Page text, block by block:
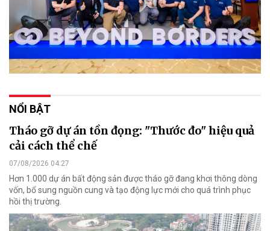
NỔI BẬT
Tháo gỡ dự án tồn đọng: "Thước đo" hiệu quả
cải cách thể chế
07/08/2026 04:27
Hơn 1.000 dự án bất động sản được tháo gỡ đang khơi thông dòng
vốn, bổ sung nguồn cung và tạo động lực mới cho quá trình phục
hồi thị trường.